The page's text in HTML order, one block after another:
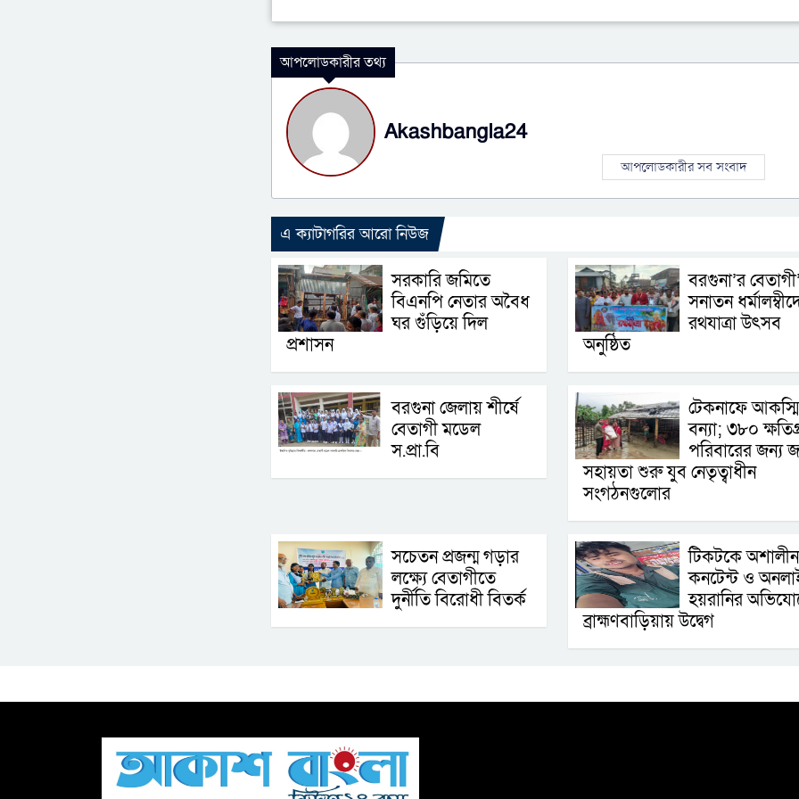
আপলোডকারীর তথ্য
Akashbangla24
আপলোডকারীর সব সংবাদ
এ ক্যাটাগরির আরো নিউজ
সরকারি জমিতে
বিএনপি নেতার অবৈধ
ঘর গুঁড়িয়ে দিল
প্রশাসন
বরগুনা’র
সনাতন
রথযাত্রা উৎসব
অনুষ্ঠিত
বরগুনা জেলায় শীর্ষে
বেতাগী মডেল
স.প্রা.বি
টেকনাফে
বন্যা; ৩৮০
পরিবারের জন্য
সহায়তা শুরু যুব নেতৃত্বাধীন
সংগঠনগুলোর
সচেতন প্রজন্ম গড়ার
লক্ষ্যে বেতাগীতে
দুর্নীতি বিরোধী বিতর্ক
টিকটকে অশালীন
কনটেন্ট ও
হয়রানির
ব্রাহ্মণবাড়িয়ায় উদ্বেগ